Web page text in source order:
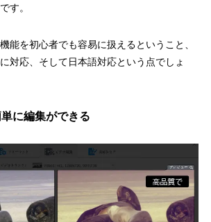
す。
能を初心者でも容易に扱えるということ、
対応、そして日本語対応という点でしょ
に編集ができる